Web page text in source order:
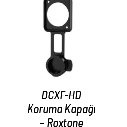
AYRINTILAR
DCXF-HD
Koruma Kapağı
– Roxtone